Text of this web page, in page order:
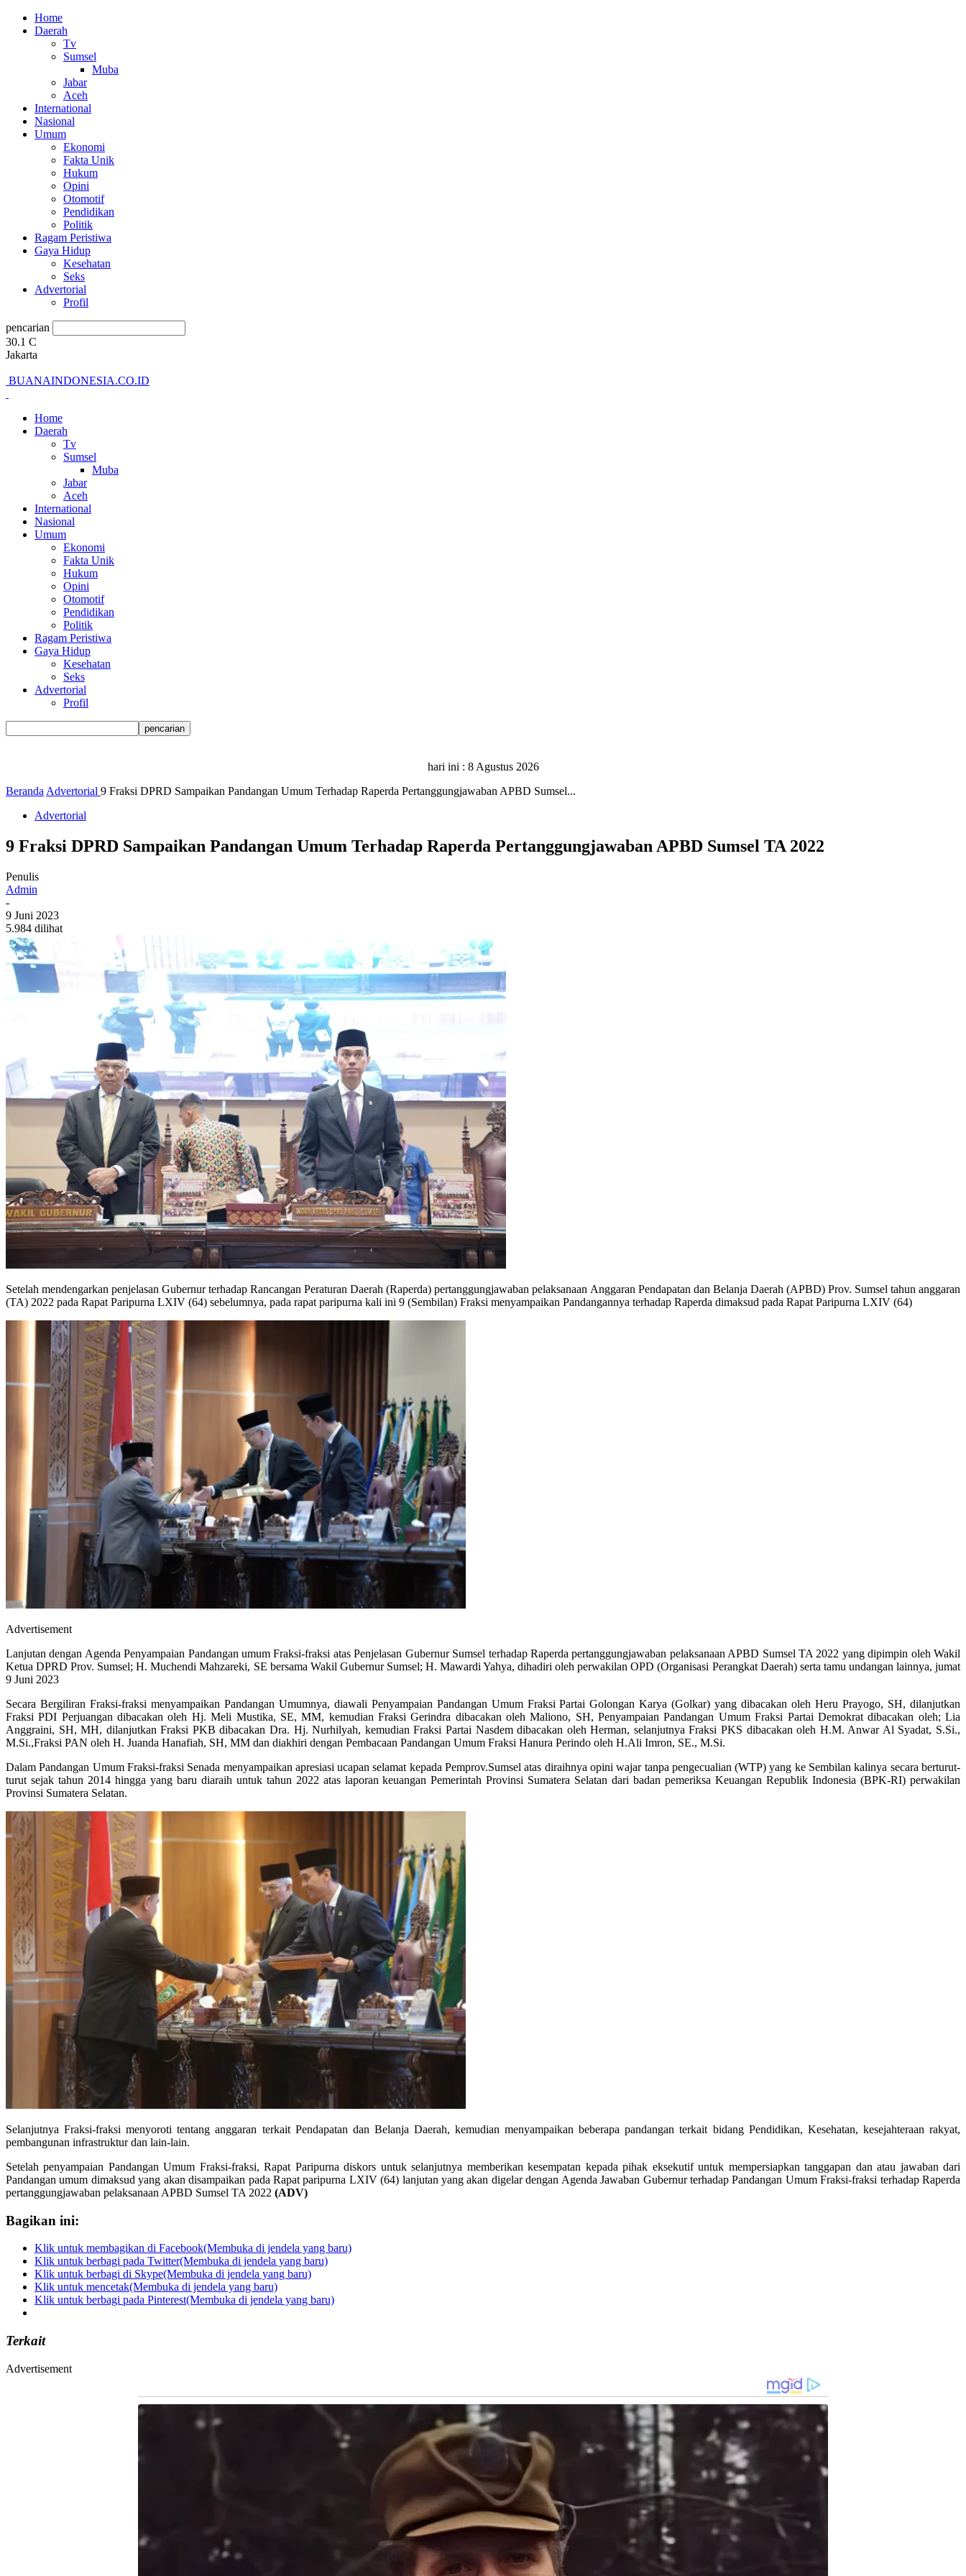
Home
Daerah
Tv
Sumsel
Muba
Jabar
Aceh
International
Nasional
Umum
Ekonomi
Fakta Unik
Hukum
Opini
Otomotif
Pendidikan
Politik
Ragam Peristiwa
Gaya Hidup
Kesehatan
Seks
Advertorial
Profil
pencarian
30.1 C
Jakarta
BUANAINDONESIA.CO.ID
Home
Daerah
Tv
Sumsel
Muba
Jabar
Aceh
International
Nasional
Umum
Ekonomi
Fakta Unik
Hukum
Opini
Otomotif
Pendidikan
Politik
Ragam Peristiwa
Gaya Hidup
Kesehatan
Seks
Advertorial
Profil
hari ini : 8 Agustus 2026
Beranda Advertorial 9 Fraksi DPRD Sampaikan Pandangan Umum Terhadap Raperda Pertanggungjawaban APBD Sumsel...
Advertorial
9 Fraksi DPRD Sampaikan Pandangan Umum Terhadap Raperda Pertanggungjawaban APBD Sumsel TA 2022
Penulis
Admin
-
9 Juni 2023
5.984 dilihat
Setelah mendengarkan penjelasan Gubernur terhadap Rancangan Peraturan Daerah (Raperda) pertanggungjawaban pelaksanaan Anggaran Pendapatan dan Belanja Daerah (APBD) Prov. Sumsel tahun anggaran
(TA) 2022 pada Rapat Paripurna LXIV (64) sebelumnya, pada rapat paripurna kali ini 9 (Sembilan) Fraksi menyampaikan Pandangannya terhadap Raperda dimaksud pada Rapat Paripurna LXIV (64)
Advertisement
Lanjutan dengan Agenda Penyampaian Pandangan umum Fraksi-fraksi atas Penjelasan Gubernur Sumsel terhadap Raperda pertanggungjawaban pelaksanaan APBD Sumsel TA 2022 yang dipimpin oleh Wakil
Ketua DPRD Prov. Sumsel; H. Muchendi Mahzareki, SE bersama Wakil Gubernur Sumsel; H. Mawardi Yahya, dihadiri oleh perwakilan OPD (Organisasi Perangkat Daerah) serta tamu undangan lainnya, jumat
9 Juni 2023
Secara Bergiliran Fraksi-fraksi menyampaikan Pandangan Umumnya, diawali Penyampaian Pandangan Umum Fraksi Partai Golongan Karya (Golkar) yang dibacakan oleh Heru Prayogo, SH, dilanjutkan
Fraksi PDI Perjuangan dibacakan oleh Hj. Meli Mustika, SE, MM, kemudian Fraksi Gerindra dibacakan oleh Maliono, SH, Penyampaian Pandangan Umum Fraksi Partai Demokrat dibacakan oleh; Lia
Anggraini, SH, MH, dilanjutkan Fraksi PKB dibacakan Dra. Hj. Nurhilyah, kemudian Fraksi Partai Nasdem dibacakan oleh Herman, selanjutnya Fraksi PKS dibacakan oleh H.M. Anwar Al Syadat, S.Si.,
M.Si.,Fraksi PAN oleh H. Juanda Hanafiah, SH, MM dan diakhiri dengan Pembacaan Pandangan Umum Fraksi Hanura Perindo oleh H.Ali Imron, SE., M.Si.
Dalam Pandangan Umum Fraksi-fraksi Senada menyampaikan apresiasi ucapan selamat kepada Pemprov.Sumsel atas diraihnya opini wajar tanpa pengecualian (WTP) yang ke Sembilan kalinya secara berturut-
turut sejak tahun 2014 hingga yang baru diaraih untuk tahun 2022 atas laporan keuangan Pemerintah Provinsi Sumatera Selatan dari badan pemeriksa Keuangan Republik Indonesia (BPK-RI) perwakilan
Provinsi Sumatera Selatan.
Selanjutnya Fraksi-fraksi menyoroti tentang anggaran terkait Pendapatan dan Belanja Daerah, kemudian menyampaikan beberapa pandangan terkait bidang Pendidikan, Kesehatan, kesejahteraan rakyat,
pembangunan infrastruktur dan lain-lain.
Setelah penyampaian Pandangan Umum Fraksi-fraksi, Rapat Paripurna diskors untuk selanjutnya memberikan kesempatan kepada pihak eksekutif untuk mempersiapkan tanggapan dan atau jawaban dari
Pandangan umum dimaksud yang akan disampaikan pada Rapat paripurna LXIV (64) lanjutan yang akan digelar dengan Agenda Jawaban Gubernur terhadap Pandangan Umum Fraksi-fraksi terhadap Raperda
pertanggungjawaban pelaksanaan APBD Sumsel TA 2022 (ADV)
Bagikan ini:
Klik untuk membagikan di Facebook(Membuka di jendela yang baru)
Klik untuk berbagi pada Twitter(Membuka di jendela yang baru)
Klik untuk berbagi di Skype(Membuka di jendela yang baru)
Klik untuk mencetak(Membuka di jendela yang baru)
Klik untuk berbagi pada Pinterest(Membuka di jendela yang baru)
Terkait
Advertisement